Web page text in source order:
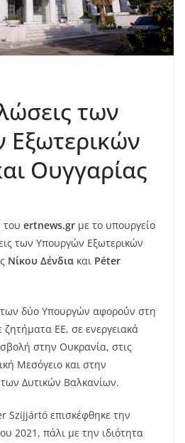
των
Ουγγαρίας
του ertnews.gr με το υπουργείο
των Υπουργών Εξωτερικών
Νίκου Δένδια και Péter
των δύο Υπουργών αφορούν στη
ΕΕ, σε ενεργειακά
στην Ουκρανία, στις
Μεσόγειο και στην
Δυτικών Βαλκανίων.
Szijjártó επισκέφθηκε την
2021, πάλι με την ιδιότητα